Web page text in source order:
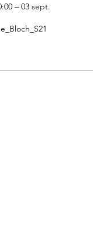
– 03 sept.